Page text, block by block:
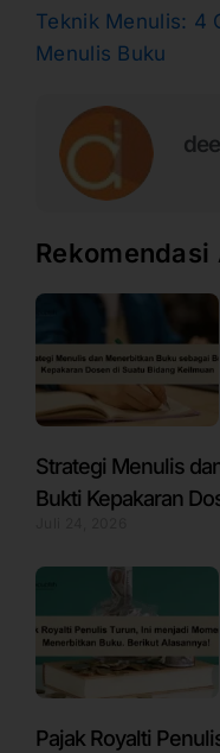
Teknik Menulis: 4
Menulis Buku
Strategi Menulis
Bukti Kepakaran
Pajak Royalti